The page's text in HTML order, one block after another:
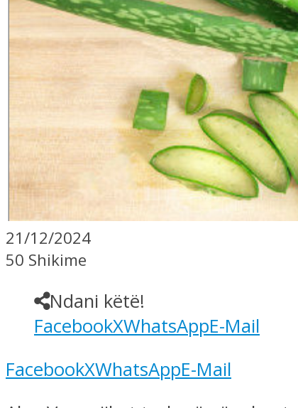
21/12/2024
50 Shikime
Ndani këtë!
FacebookXWhatsAppE-Mail
FacebookXWhatsAppE-Mail